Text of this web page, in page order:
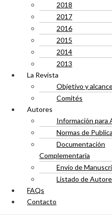
2018
2017
2016
2015
2014
2013
La Revista
Objetivo y
Comités
Autores
Información para
Normas de
Documentación
Complementaria
Envío de
Listado de
FAQs
Contacto